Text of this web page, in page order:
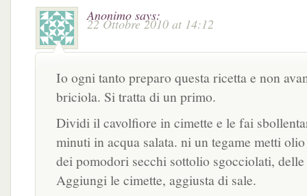
Anonimo says:
22 Ottobre 2010 at 14:12
Io ogni tanto preparo questa ricetta e non
briciola. Si tratta di un primo.
Dividi il cavolfiore in cimette e le fai
minuti in acqua salata. ni un tegame metti
dei pomodori secchi sottolio sgocciolati,
Aggiungi le cimette, aggiusta di sale.